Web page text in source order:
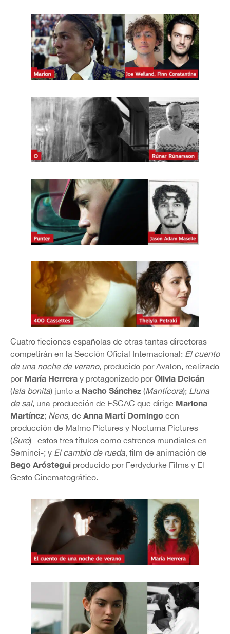
Cuatro ficciones españolas de otras tantas directoras
competirán en la Sección Oficial Internacional: El cuento
de una noche de verano, producido por Avalon, realizado
por María Herrera y protagonizado porOlivia Delcán
(Isla bonita) junto a Nacho Sánchez (Mantícora); Lluna
de sal, una producción de ESCAC que dirige Mariona
Martínez; Nens, de Anna Martí Domingo con
producción de Malmo Pictures y Nocturna Pictures
(Suro) –estos tres títulos como estrenos mundiales en
Seminci-; y El cambio de rueda, film de animación de
Bego Aróstegui producido por Ferdydurke Films y El
Gesto Cinematográfico.